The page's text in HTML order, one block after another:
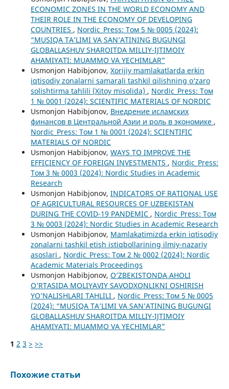
ECONOMIC ZONES IN THE WORLD ECONOMY AND
THEIR ROLE IN THE ECONOMY OF DEVELOPING
COUNTRIES , Nordic_Press: Том 5 № 0005 (2024):
“MUSIQA TA’LIMI VA SAN’ATINING BUGUNGI
GLOBALLASHUV SHAROITDA MILLIY-IJTIMOIY
AHAMIYATI: MUAMMO VA YECHIMLAR”
Usmonjon Habibjonov, Xorijiy mamlakatlarda erkin
iqtisodiy zonalarni samarali tashkil qilishning o‘zaro
solishtirma tahlili (Xitoy misolida) , Nordic_Press: Том
1 № 0001 (2024): SCIENTIFIC MATERIALS OF NORDIC
Usmonjon Habibjonov, Внедрение исламских
финансов в Центральной Азии и роль в экономике ,
Nordic_Press: Том 1 № 0001 (2024): SCIENTIFIC
MATERIALS OF NORDIC
Usmonjon Habibjonov, WAYS TO IMPROVE THE
EFFICIENCY OF FOREIGN INVESTMENTS , Nordic_Press:
Том 3 № 0003 (2024): Nordic Studies in Academic
Research
Usmonjon Habibjonov, INDICATORS OF RATIONAL USE
OF AGRICULTURAL RESOURCES OF UZBEKISTAN
DURING THE COVID-19 PANDEMIC , Nordic_Press: Том
3 № 0003 (2024): Nordic Studies in Academic Research
Usmonjon Habibjonov, Mamlakatimizda erkin iqtisodiy
zonalarni tashkil etish istiqbollarining ilmiy-nazariy
asoslari , Nordic_Press: Том 2 № 0002 (2024): Nordic
Academic Materials Proceedings
Usmonjon Habibjonov, O’ZBEKISTONDA AHOLI
O’RTASIDA MOLIYAVIY SAVODXONLIKNI OSHIRISH
YO’NALISHLARI TAHLILI , Nordic_Press: Том 5 № 0005
(2024): “MUSIQA TA’LIMI VA SAN’ATINING BUGUNGI
GLOBALLASHUV SHAROITDA MILLIY-IJTIMOIY
AHAMIYATI: MUAMMO VA YECHIMLAR”
1 2 3 > >>
Похожие статьи